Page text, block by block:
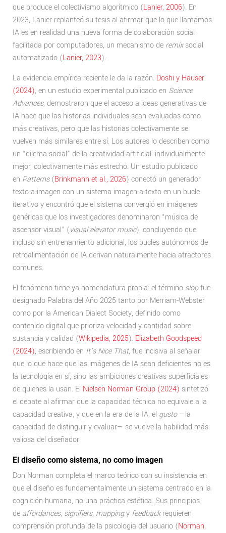
que produce el colectivismo algorítmico (Lanier, 2006). En
2023, Lanier replanteó su tesis al afirmar que lo que llamamos
IA es en realidad una nueva forma de colaboración social
facilitada por computadores, un mecanismo de remixsocial
automatizado (Lanier, 2023).
La evidencia empírica reciente le da la razón. Doshi y Hauser
(2024), en un estudio experimental publicado en Science
Advances, demostraron que el acceso a ideas generativas de
IA hace que las historias individuales sean evaluadas como
más creativas, pero que las historias colectivamente se
vuelven más similares entre sí. Los autores lo describen como
un “dilema social” de la creatividad artificial: individualmente
mejor, colectivamente más estrecho. Un estudio publicado
en Patterns(Brinkmann et al., 2026) conectó un generador
texto-a-imagen con un sistema imagen-a-texto en un bucle
iterativo y encontró que el sistema convergió en imágenes
genéricas que los investigadores denominaron “música de
ascensor visual” (visual elevator music), concluyendo que
incluso sin entrenamiento adicional, los bucles autónomos de
retroalimentación de IA derivan naturalmente hacia atractores
comunes.
El fenómeno tiene ya nomenclatura propia: el término slopfue
designado Palabra del Año 2025 tanto por Merriam-Webster
como por la American Dialect Society, definido como
contenido digital que prioriza velocidad y cantidad sobre
sustancia y calidad (Wikipedia, 2025). Elizabeth Goodspeed
(2024), escribiendo en It’s Nice That, fue incisiva al señalar
que lo que hace que las imágenes de IA sean deficientes no es
la tecnología en sí, sino las ambiciones creativas superficiales
de quienes la usan. El Nielsen Norman Group (2024) sintetizó
el debate al afirmar que la capacidad técnica no equivale a la
capacidad creativa, y que en la era de la IA, el gusto—la
capacidad de distinguir y evaluar— se vuelve la habilidad más
valiosa del diseñador.
El diseño como sistema, no como imagen
Don Norman completa el marco teórico con su insistencia en
que el diseño es fundamentalmente un sistema centrado en la
cognición humana, no una práctica estética. Sus principios
de affordances, signifiers, mappingy feedbackrequieren
comprensión profunda de la psicología del usuario (Norman,